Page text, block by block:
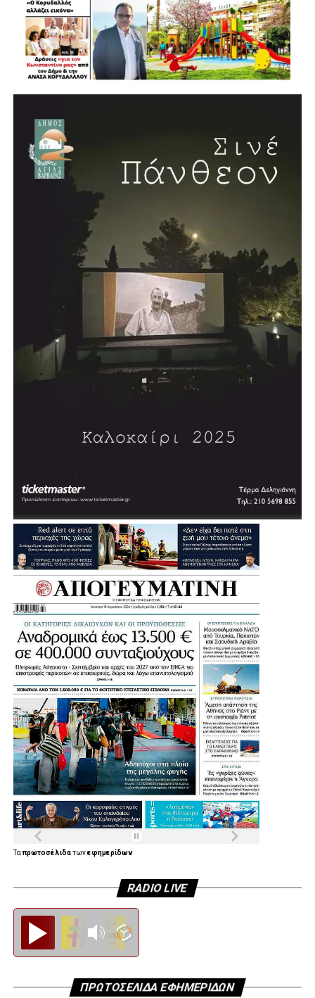
ολόκληρη τη ζωή του πολίτη, «από τη στιγμή που
γεννιέται, μεγαλώνει, μορφώνεται και εργάζεται»,
διαμορφώνοντας τελικά αυτό που ονομάζουμε ποιότητα
ζωής.
Η συνέντευξη έκλεισε με μία ιδιαίτερα θετική είδηση για
την πόλη. Ο Λάμπρος Μίχος επιβεβαίωσε ότι προχωρά η
δημιουργία νέου κλειστού κολυμβητηρίου στην Αγία
Βαρβάρα, με πισίνα μήκους 25 μέτρων. Το έργο, όπως
ανέφερε, προωθείται σε συνεργασία με την Περιφέρεια και
πρόκειται να κατασκευαστεί σε χώρο χαρακτηρισμένο για
αθλητικές εγκαταστάσεις.
Σύμφωνα με τον σχεδιασμό, η διαδικασία δημοπράτησης
αναμένεται να ξεκινήσει μέσα στη χρονιά, με τον δήμαρχο
πόλη θα διαθέτει ένα σύγχρονο κλειστό κολυμβητήριο.
«Θέλουμε πολύ να το υποστηρίξουμε αυτό και να
δώσουμε μία διέξοδο», σημείωσε, εξηγώντας ότι σήμερα
πολλοί κάτοικοι και παιδιά της Αγίας Βαρβάρας
αναγκάζονται να χρησιμοποιούν κολυμβητήρια γειτονικών
Δήμων.
Μια παρέμβαση που έρχεται να ενισχύσει ακόμη
περισσότερο τις αθλητικές υποδομές της Αγίας Βαρβάρας
και να δώσει νέες δυνατότητες άθλησης στα παιδιά, στους
συλλόγους και συνολικά στους κατοίκους της πόλης.
Η Συνέντευξη του Δημάρχου Αγίας Βαρβάρας:
Ταπρωτοσέλιδατωνεφημερίδων
RADIO LIVE
ΠΡΩΤΟΣΕΛΙΔΑ ΕΦΗΜΕΡΙΔΩΝ